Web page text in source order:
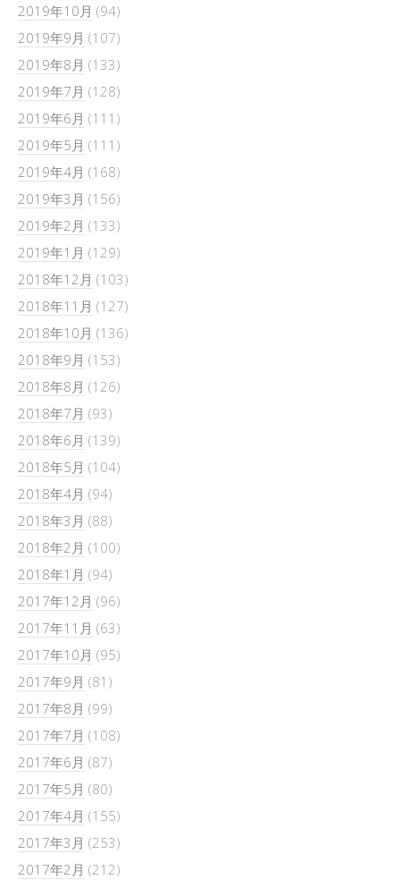
2019年10月 (94)
2019年9月 (107)
2019年8月 (133)
2019年7月 (128)
2019年6月 (111)
2019年5月 (111)
2019年4月 (168)
2019年3月 (156)
2019年2月 (133)
2019年1月 (129)
2018年12月 (103)
2018年11月 (127)
2018年10月 (136)
2018年9月 (153)
2018年8月 (126)
2018年7月 (93)
2018年6月 (139)
2018年5月 (104)
2018年4月 (94)
2018年3月 (88)
2018年2月 (100)
2018年1月 (94)
2017年12月 (96)
2017年11月 (63)
2017年10月 (95)
2017年9月 (81)
2017年8月 (99)
2017年7月 (108)
2017年6月 (87)
2017年5月 (80)
2017年4月 (155)
2017年3月 (253)
2017年2月 (212)